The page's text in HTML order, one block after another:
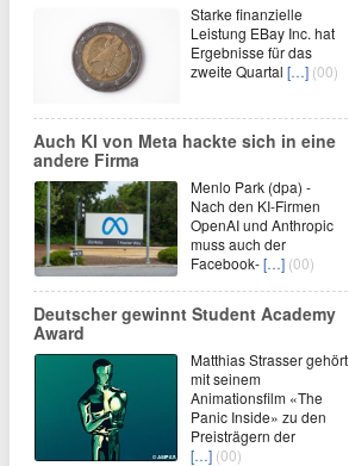
Starke finanzielle
Leistung EBay Inc. hat
Ergebnisse für das
zweite Quartal […] (00)
Auch KI von Meta hackte sich in eine
andere Firma
Menlo Park (dpa) -
Nach den KI-Firmen
OpenAI und Anthropic
muss auch der
Facebook-[…] (00)
Deutscher gewinnt Student Academy
Award
Matthias Strasser gehört
mit seinem
Animationsfilm «The
Panic Inside» zu den
Preisträgern der
[…] (00)